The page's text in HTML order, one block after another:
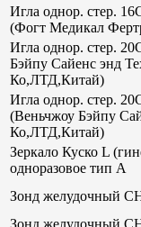
Игла однор. стер.
(Фогт Медикал
Игла однор. стер.
Бэйпу Сайенс энд
Ко,ЛТД,Китай)
Игла однор. стер.
(Веньчжоу Бэйпу
Ко,ЛТД,Китай)
Зеркало Куско L
одноразовое тип А
Зонд желудочный
Зонд желудочный